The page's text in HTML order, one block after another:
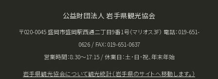
公益財団法人 岩手県観光協会
〒020-0045 盛岡市盛岡駅西通二丁目9番1号（マリオス3F） 電話：019-651-
0626 / FAX：019-651-0637
営業時間：8:30〜17:15 / 休業日：土･日･祝、年末年始
岩手県観光協会について観光統計（岩手県のサイトへ移動します。）